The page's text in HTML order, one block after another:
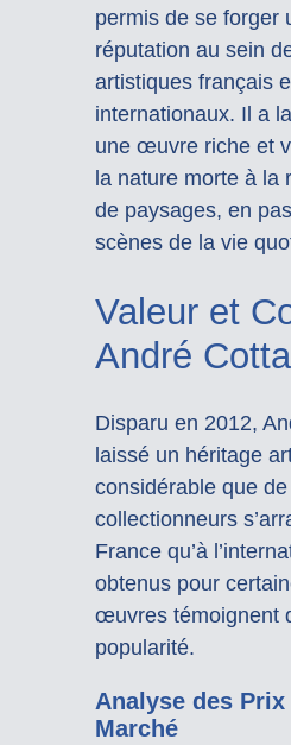
permis de se forger
réputation au sein
artistiques français
internationaux. Il a
une œuvre riche et
la nature morte à la
de paysages, en
scènes de la vie
Valeur et
André
Disparu en 2012,
laissé un héritage
considérable que
collectionneurs
France qu’à
obtenus pour
œuvres témoignent
popularité.
Analyse des
Marché